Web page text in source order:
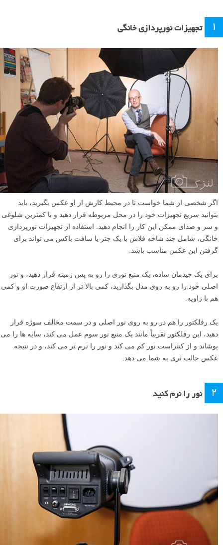
۱ تجهیزات نورپردازی خانگی
اگر شخصی از شما خواست تا در محیط کارش از او عکس بگیرید، باید
بتوانید سریع تجهیزات خود را در محل مربوطه قرار دهید و با کمترین شلوغی
و سر و صدای ممکن این کار را انجام دهید. استفاده از تجهیزات نورپردازی
خانگی، شامل چند شاخه فلاش با یک چتر یا سافت باکس می تواند برای
گرفتن این عکس مناسب باشد.
برای یک چیدمان ساده، یک منبع نوری را رو به پس زمینه قرار دهید، و نور
اصلی خود را رو به روی مدل بگذارید، کمی بالا تر از ارتفاع صورت او و کمی
هم با زاویه.
یک رفلکتور را هم در رو به روی نور اصلی و در سمت مخالف سوژه قرار
دهید، این رفلکتور تقریباً مانند یک منبع نور سوم عمل می کند، سایه ها را می
پوشاند و از کنتراست نور کم می کند و نور را نرم تر می کند، و در نتیجه
عکس جالب تری به شما می دهد.
۲ نور را نرم کنید